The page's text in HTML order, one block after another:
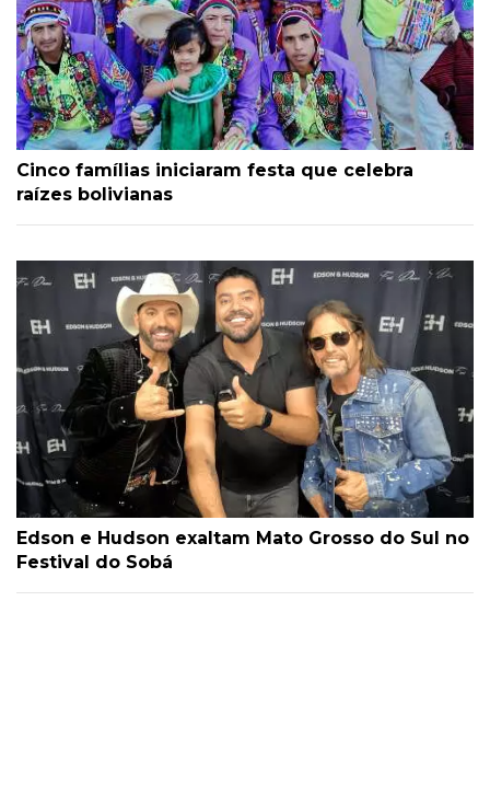
Cinco famílias iniciaram festa que celebra
raízes bolivianas
Edson e Hudson exaltam Mato Grosso do Sul no
Festival do Sobá